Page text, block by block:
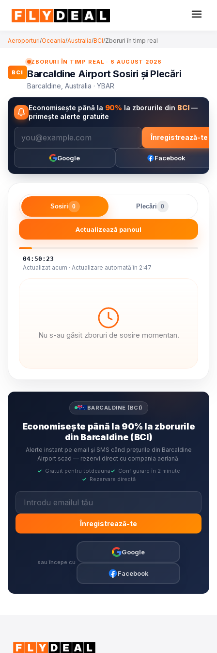
Aeroporturi/Oceania/Australia/BCI/Zboruri în timp real
BCI
ZBORURI ÎN TIMP REAL · 6 AUGUST 2026
Barcaldine Airport Sosiri și Plecări
Barcaldine, Australia · YBAR
Economisește până la 90% la zborurile din BCI—
primește alerte gratuite
Înregistrează-te
Google Facebook
Sosiri 0 Plecări 0
Actualizează panoul
04:50:24
Actualizat acum · Actualizare automată în 2:46
Nu s-au găsit zboruri de sosire momentan.
BARCALDINE (BCI)
Economisește până la 90% la zborurile
din Barcaldine (BCI)
Alerte instant pe email și SMS când prețurile din Barcaldine
Airport scad — rezervi direct cu compania aeriană.
✓ Gratuit pentru totdeauna✓ Configurare în 2 minute
✓ Rezervare directă
Înregistrează-te
sau începe cu
Google
Facebook